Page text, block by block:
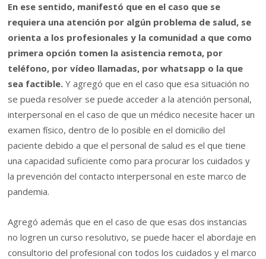
En ese sentido, manifestó que en el caso que se
requiera una atención por algún problema de salud, se
orienta a los profesionales y la comunidad a que como
primera opción tomen la asistencia remota, por
teléfono, por vídeo llamadas, por whatsapp o la que
sea factible. Y agregó que en el caso que esa situación no
se pueda resolver se puede acceder a la atención personal,
interpersonal en el caso de que un médico necesite hacer un
examen físico, dentro de lo posible en el domicilio del
paciente debido a que el personal de salud es el que tiene
una capacidad suficiente como para procurar los cuidados y
la prevención del contacto interpersonal en este marco de
pandemia.
Agregó además que en el caso de que esas dos instancias
no logren un curso resolutivo, se puede hacer el abordaje en
consultorio del profesional con todos los cuidados y el marco